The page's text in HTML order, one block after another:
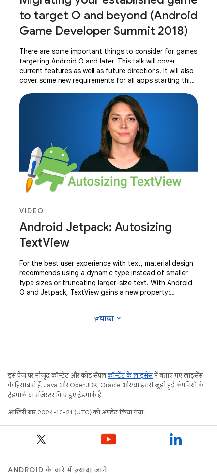
to target O and beyond (Android
Game Developer Summit 2018)
There are some important things to consider for games
targeting Android O and later. This talk will cover
current features as well as future directions. It will also
cover some new requirements for all apps starting this
VIDEO
Android Jetpack: Autosizing
TextView
For the best user experience with text, material design
recommends using a dynamic type instead of smaller
type sizes or truncating larger-size text. With Android
O and Jetpack, TextView gains a new property:
ज़्यादा expand_more
इस पेज पर मौजूद कॉन्टेंट और कोड सैंपलकॉन्टेंट के लाइसेंसमें बताए गए लाइसेंस
के हिसाब से हैं. Java और OpenJDK, Oracle और/या इससे जुड़ी हुई कंपनियों के
ट्रेडमार्क या रजिस्टर किए हुए ट्रेडमार्क हैं.
आखिरी बार 2024-12-21 (UTC) को अपडेट किया गया.
ANDROID के बारे में ज़्यादा जानें